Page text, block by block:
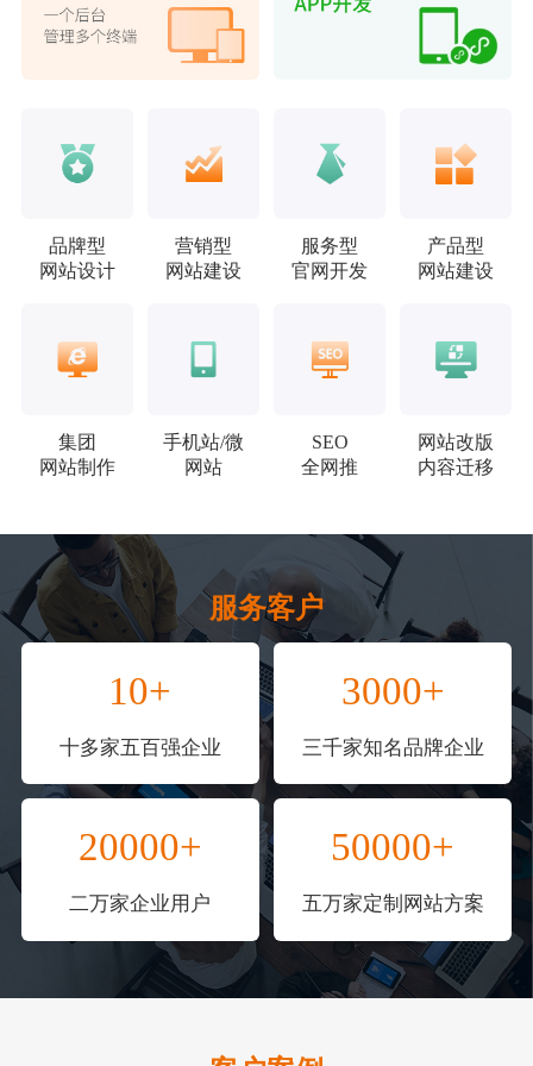
品牌型
网站设计
营销型
网站建设
服务型
官网开发
产品型
网站建设
集团
网站制作
手机站/微
网站
SEO
全网推
网站改版
内容迁移
服务客户
10+
十多家五百强企业
3000+
三千家知名品牌企业
20000+
二万家企业用户
50000+
五万家定制网站方案